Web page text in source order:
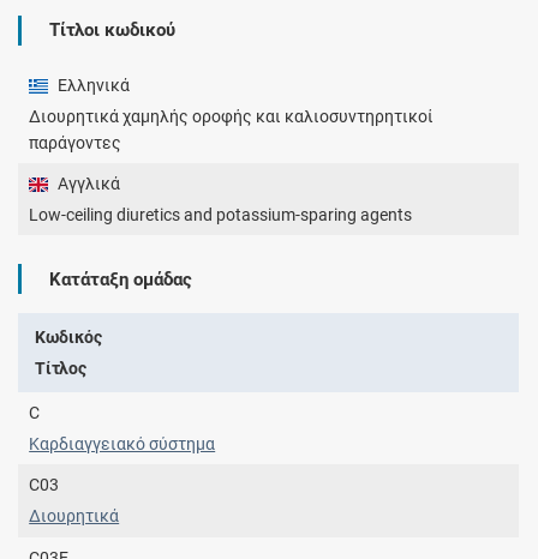
Τίτλοι κωδικού
Ελληνικά
Διουρητικά χαμηλής οροφής και καλιοσυντηρητικοί
παράγοντες
Αγγλικά
Low-ceiling diuretics and potassium-sparing agents
Κατάταξη ομάδας
Κωδικός
Τίτλος
C
Καρδιαγγειακό σύστημα
C03
Διουρητικά